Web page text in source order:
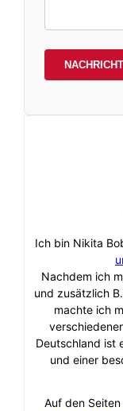
Ich bin Nikita
Nachdem ich
und zusätzlich
machte ich
Deutschland ist
und einer
Auf den